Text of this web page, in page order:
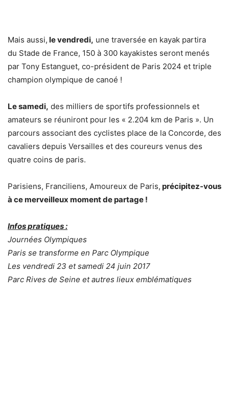
Mais aussi, le vendredi, une traversée en kayak partira
du Stade de France, 150 à 300 kayakistes seront menés
par Tony Estanguet, co-président de Paris 2024 et triple
champion olympique de canoé !
Le samedi, des milliers de sportifs professionnels et
amateurs se réuniront pour les « 2.204 km de Paris ». Un
parcours associant des cyclistes place de la Concorde, des
cavaliers depuis Versailles et des coureurs venus des
quatre coins de paris.
Parisiens, Franciliens, Amoureux de Paris, précipitez-vous
à ce merveilleux moment de partage !
Infos pratiques :
Journées Olympiques
Paris se transforme en Parc Olympique
Les vendredi 23 et samedi 24 juin 2017
Parc Rives de Seine et autres lieux emblématiques